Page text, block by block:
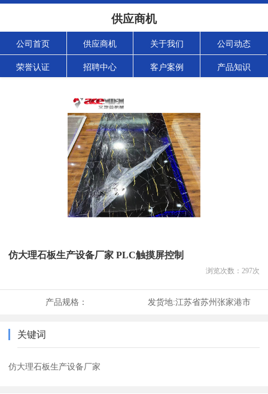
供应商机
公司首页 供应商机 关于我们 公司动态
荣誉认证 招聘中心 客户案例 产品知识
仿大理石板生产设备厂家 PLC触摸屏控制
浏览次数： 297次
产品规格： 发货地:江苏省苏州张家港市
关键词
仿大理石板生产设备厂家